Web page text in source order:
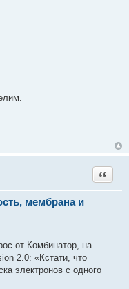
мембрана и
Цитата
от Комбинатор, на
2.0: «Кстати, что
электронов с одного